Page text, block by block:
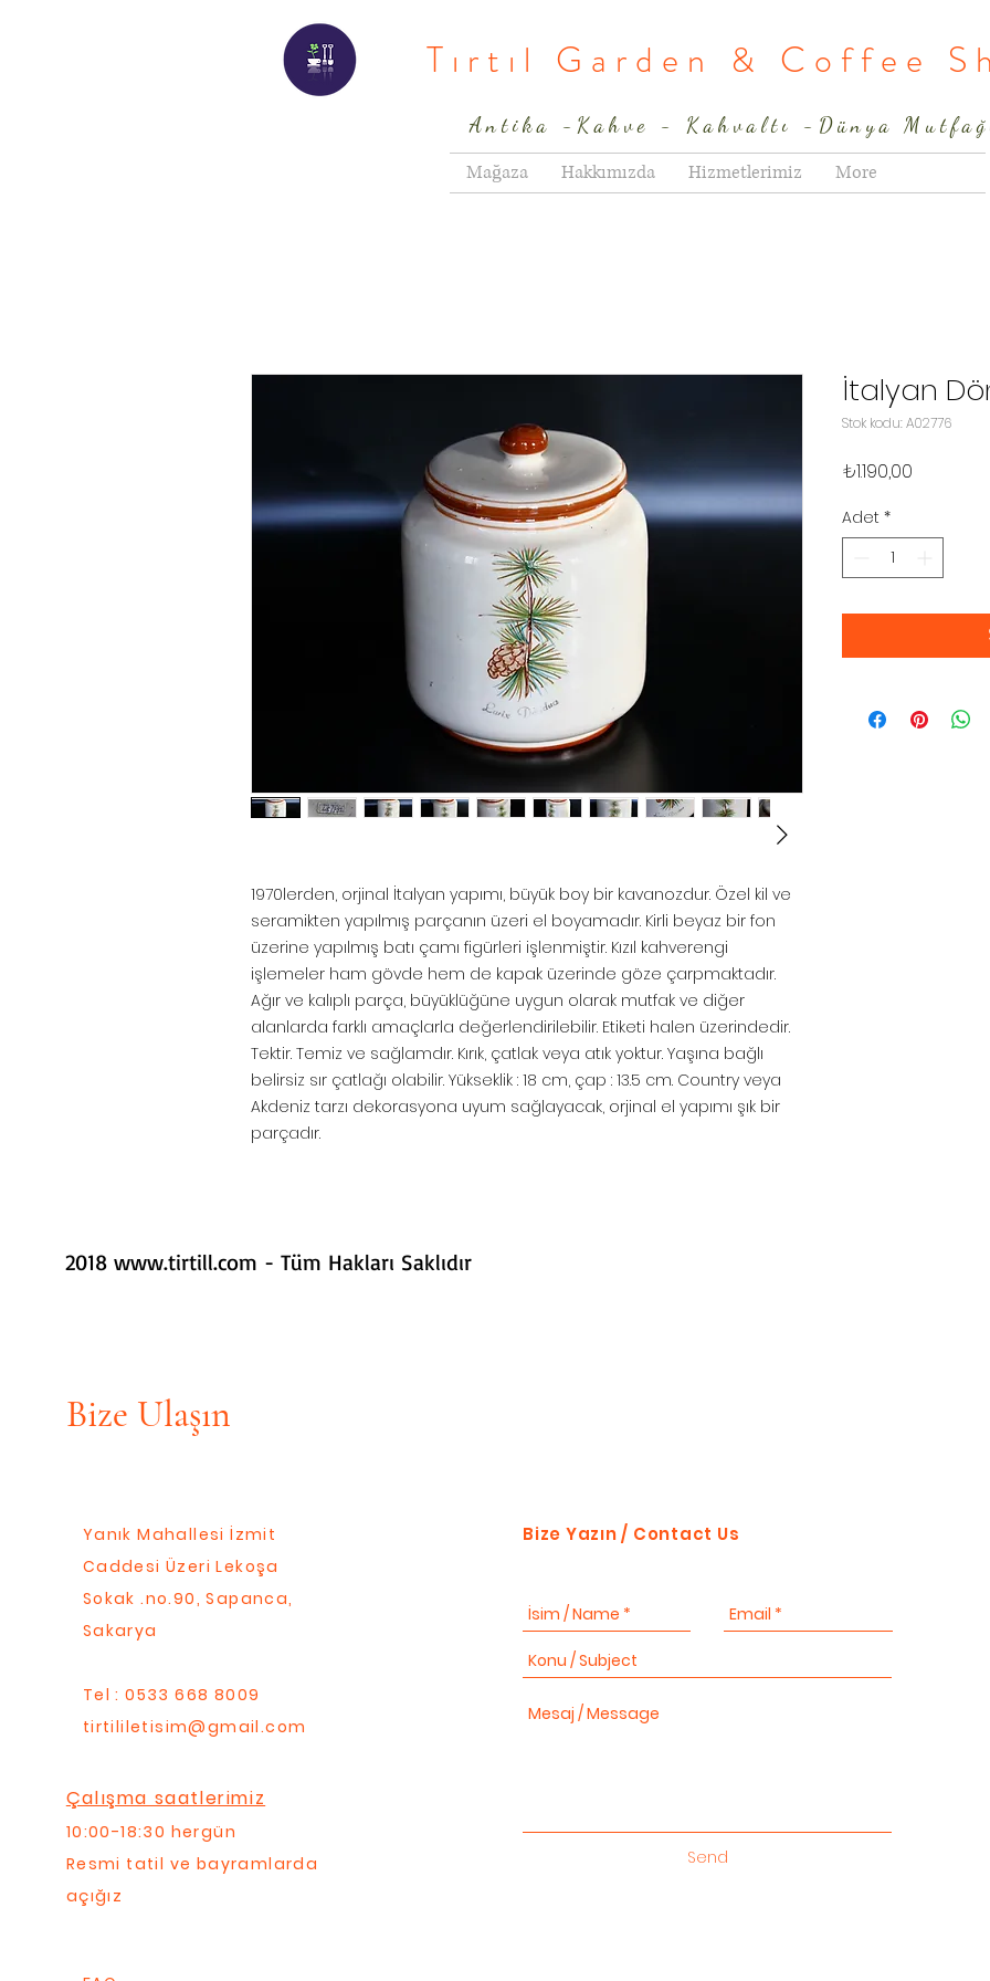
Tırtıl Garden & Coffee
Antika -Kahve - Kahvaltı -Dünya
Mağaza
Hakkımızda Hizmetlerimiz More
1970lerden, orjinal İtalyan yapımı, büyük boy bir kavanozdur. Özel kil ve
seramikten yapılmış parçanın üzeri el boyamadır. Kirli beyaz bir fon
üzerine yapılmış batı çamı figürleri işlenmiştir. Kızıl kahverengi
işlemeler ham gövde hem de kapak üzerinde göze çarpmaktadır.
Ağır ve kalıplı parça, büyüklüğüne uygun olarak mutfak ve diğer
alanlarda farklı amaçlarla değerlendirilebilir. Etiketi halen üzerindedir.
Tektir. Temiz ve sağlamdır. Kırık, çatlak veya atık yoktur. Yaşına bağlı
belirsiz sır çatlağı olabilir. Yükseklik : 18 cm, çap : 13.5 cm. Country veya
Akdeniz tarzı dekorasyona uyum sağlayacak, orjinal el yapımı şık bir
parçadır.
İtalyan
Stok kodu: A02776
₺1.190,00
Adet *
2018 www.tirtill.com - Tüm Hakları Saklıdır
Bize Ulaşın
Yanık Mahallesi İzmit
Caddesi Üzeri Lekoşa
Sokak .no.90, Sapanca,
Sakarya
Tel : 0533 668 8009
tirtililetisim@gmail.com
Çalışma saatlerimiz
10:00-18:30 hergün
Resmi tatil ve bayramlarda
açığız
Bize Yazın / Contact Us
Send